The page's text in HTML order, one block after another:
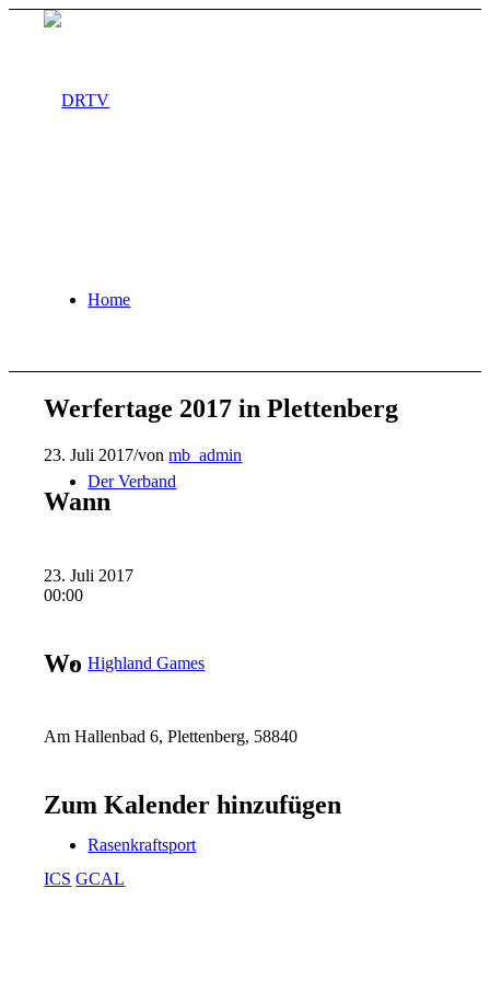
Home
Der Verband
Highland Games
Rasenkraftsport
Werfertage 2017 in Plettenberg
23. Juli 2017/vonmb_admin
Wann
23. Juli 2017
00:00
Wo
Am Hallenbad 6, Plettenberg, 58840
Zum Kalender hinzufügen
ICS GCAL